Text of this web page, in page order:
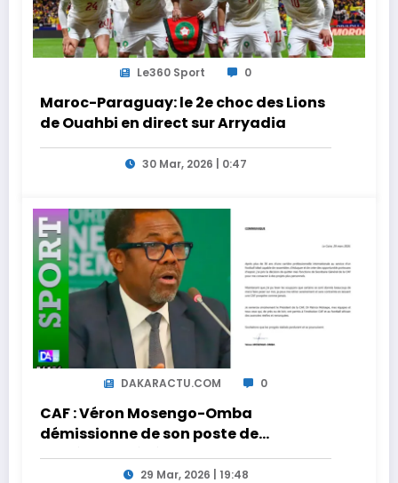
Le360 Sport 0
Maroc-Paraguay: le 2e choc des Lions
de Ouahbi en direct sur Arryadia
30 Mar, 2026 | 0:47
DAKARACTU.COM 0
CAF : Véron Mosengo-Omba
démissionne de son poste de
Secrétaire Général
29 Mar, 2026 | 19:48